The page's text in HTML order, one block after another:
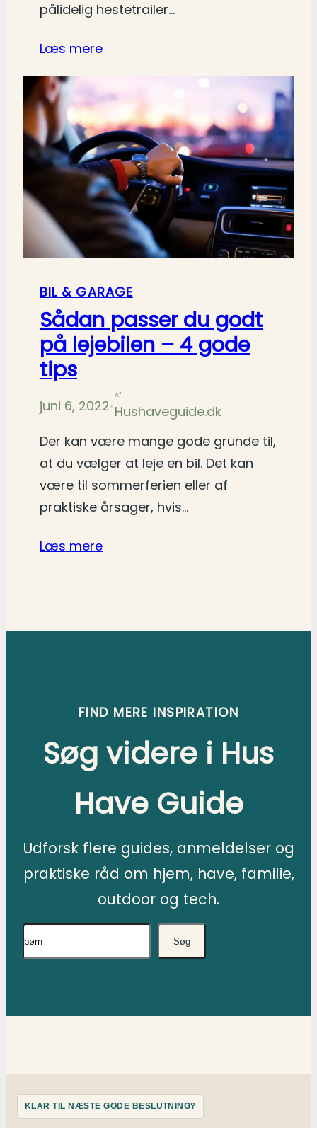
pålidelig hestetrailer…
Læs mere
BIL & GARAGE
Sådan passer du godt
på lejebilen – 4 gode
tips
juni 6, 2022•
Af
Hushaveguide.dk
Der kan være mange gode grunde til,
at du vælger at leje en bil. Det kan
være til sommerferien eller af
praktiske årsager, hvis…
Læs mere
FIND MERE INSPIRATION
Søg videre i Hus
Have Guide
Udforsk flere guides, anmeldelser og
praktiske råd om hjem, have, familie,
outdoor og tech.
Søg Søg
KLAR TIL NÆSTE GODE BESLUTNING?